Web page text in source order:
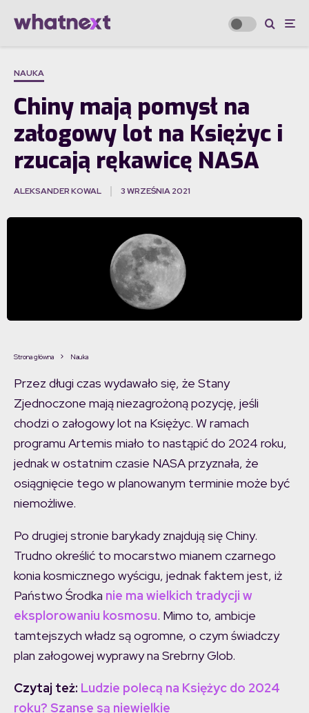
NAUKA
Chiny mają pomysł na
załogowy lot na Księżyc i
rzucają rękawicę NASA
ALEKSANDER KOWAL 3 WRZEŚNIA 2021
Strona główna Nauka
Przez długi czas wydawało się, że Stany
Zjednoczone mają niezagrożoną pozycję, jeśli
chodzi o załogowy lot na Księżyc. W ramach
programu Artemis miało to nastąpić do 2024 roku,
jednak w ostatnim czasie NASA przyznała, że
osiągnięcie tego w planowanym terminie może być
niemożliwe.
Po drugiej stronie barykady znajdują się Chiny.
Trudno określić to mocarstwo mianem czarnego
konia kosmicznego wyścigu, jednak faktem jest, iż
Państwo Środka nie ma wielkich tradycji w
eksplorowaniu kosmosu. Mimo to, ambicje
tamtejszych władz są ogromne, o czym świadczy
plan załogowej wyprawy na Srebrny Glob.
Czytaj też: Ludzie polecą na Księżyc do 2024
roku? Szanse są niewielkie